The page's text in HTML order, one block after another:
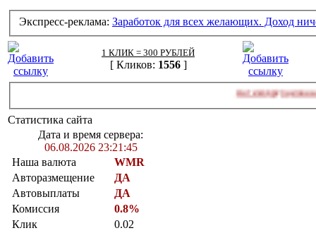
Экспресс-реклама: Заработок для всех желающих. Доход
1 КЛИК = 300 РУБЛЕЙ
[ Кликов: 1556]
Антикоррупционная
Статистика сайта
Дата и время сервера:
06.08.2026 23:21:45
Наша валюта
WMR
Авторазмещение
ДА
Автовыплаты
ДА
Комиссия
0.8%
Клик
0.02